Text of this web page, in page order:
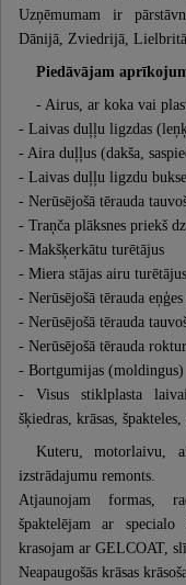
Uzņēmumam ir
Dānijā, Zviedrijā,
Piedāvājam
- Airus, ar koka vai
- Laivas duļļu ligzdas
- Aira duļļus (dakša,
- Laivas duļļu ligzdu
- Nerūsējošā tērauda
- Traņča plāksnes priekš
- Makšķerkātu turētājus
- Miera stājas airu turētājus
- Nerūsējošā tērauda
- Nerūsējošā tērauda
- Nerūsējošā tērauda
- Bortgumijas (moldingus)
- Visus stiklplasta laivai
šķiedras, krāsas,
Kuteru, motorlaivu,
izstrādajumu remonts.
Atjaunojam formas,
špaktelējam ar
krasojam ar GELCOAT,
Neapaugošās krāsas